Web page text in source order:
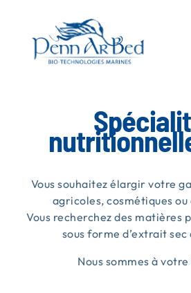
contenu
ESPACES VERTS
MATIÈRES PREMIÈRES MARINES
Vous souhaitez élargir votre
agricoles, cosmétiques
Vous recherchez des matières
sous forme d’extrait sec
Nous sommes à